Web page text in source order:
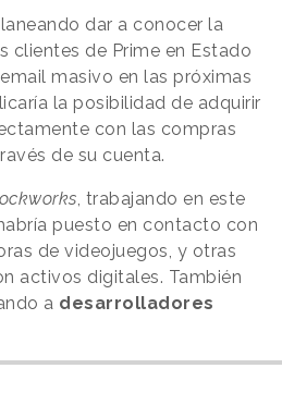
dar a conocer la
clientes de Prime en Estado
masivo en las próximas
la posibilidad de adquirir
con las compras
de su cuenta.
, trabajando en este
puesto en contacto con
de videojuegos, y otras
activos digitales. También
a desarrolladores